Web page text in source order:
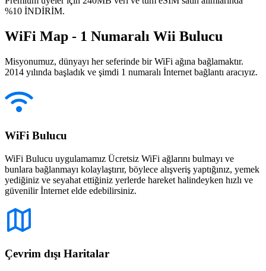
%10 İNDİRİM.
WiFi Map - 1 Numaralı Wii Bulucu
Misyonumuz, dünyayı her seferinde bir WiFi ağına bağlamaktır.
2014 yılında başladık ve şimdi 1 numaralı İnternet bağlantı aracıyız.
WiFi Bulucu
WiFi Bulucu uygulamamız Ücretsiz WiFi ağlarını bulmayı ve
bunlara bağlanmayı kolaylaştırır, böylece alışveriş yaptığınız, yemek
yediğiniz ve seyahat ettiğiniz yerlerde hareket halindeyken hızlı ve
güvenilir İnternet elde edebilirsiniz.
Çevrim dışı Haritalar